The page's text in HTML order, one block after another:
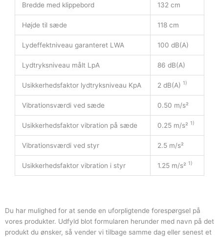
Bredde med klippebord 132 cm
Højde til sæde 118 cm
Lydeffektniveau garanteret LWA 100 dB(A)
Lydtryksniveau målt LpA 86 dB(A)
Usikkerhedsfaktor lydtryksniveau KpA 2 dB(A) 1)
Vibrationsværdi ved sæde 0.50 m/s²
Usikkerhedsfaktor vibration på sæde 0.25 m/s² 1)
Vibrationsværdi ved styr 2.5 m/s²
Usikkerhedsfaktor vibration i styr 1.25 m/s² 1)
Du har mulighed for at sende en uforpligtende forespørgsel på
vores produkter. Udfyld blot formularen herunder med navn på det
produkt du ønsker, så vender vi tilbage samme dag eller senest et